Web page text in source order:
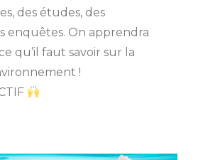
des études, des
enquêtes. On apprendra
qu’il faut savoir sur la
!